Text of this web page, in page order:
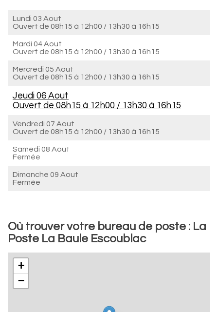
Lundi 03 Aout
Ouvert de 08h15 à 12h00 / 13h30 à 16h15
Mardi 04 Aout
Ouvert de 08h15 à 12h00 / 13h30 à 16h15
Mercredi 05 Aout
Ouvert de 08h15 à 12h00 / 13h30 à 16h15
Jeudi 06 Aout
Ouvert de 08h15 à 12h00 / 13h30 à 16h15
Vendredi 07 Aout
Ouvert de 08h15 à 12h00 / 13h30 à 16h15
Samedi 08 Aout
Fermée
Dimanche 09 Aout
Fermée
Où trouver votre bureau de poste : La
Poste La Baule Escoublac
+
−